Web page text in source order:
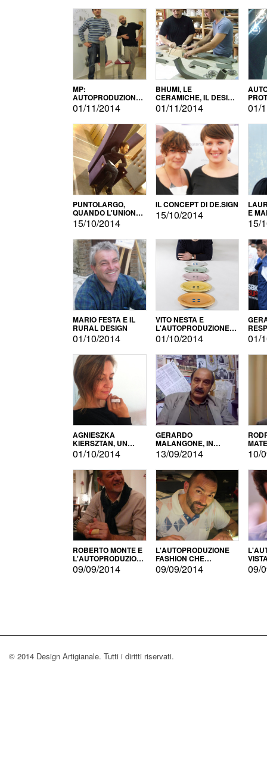
MP:
AUTOPRODUZIONE
E INNOVAZIONE
01/11/2014
BHUMI, LE
CERAMICHE, IL DESIGN
E L'AUTOPRODUZIONE
01/11/2014 01/
PUNTOLARGO,
QUANDO L'UNIONE
FA LA FORZA E
VINCE
15/10/2014
IL CONCEPT DI DE.SIGN
15/10/2014 E
15/
MARIO FESTA E IL
RURAL DESIGN
01/10/2014
VITO NESTA E
L'AUTOPRODUZIONE
COME RECUPERO DEI
SIMBOLI
01/10/2014 01/
AGNIESZKA
KIERSZTAN, UN
MODELLO DI
AUTOPRODUZIONE
01/10/2014
GERARDO
MALANGONE, IN
GIURIA PER IL
CONCORSO
LETTERARIO
13/09/2014 10/
ROBERTO MONTE E
L'AUTOPRODUZIONE
CON IL CENSIMENTO
09/09/2014
L'AUTOPRODUZIONE
FASHION CHE
CONQUISTA GLI USA
09/09/2014 09/
© 2014 Design Artigianale. Tutti i diritti riservati.